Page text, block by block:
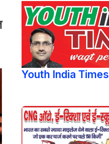
Youth India Times